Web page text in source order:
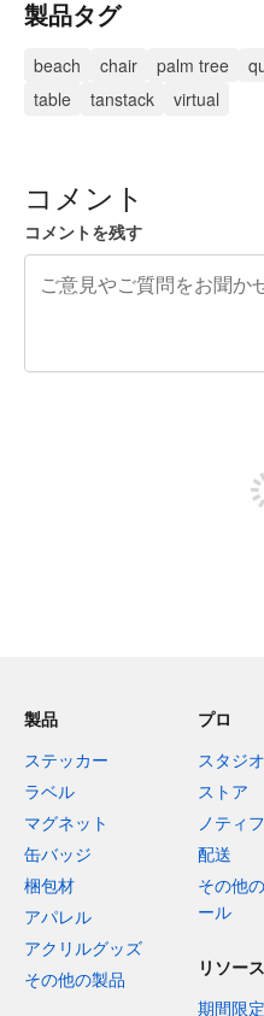
製品タグ
beach chair palm tree
table
tanstack virtual
コメント
コメントを残す
製品
ステッカー
ラベル
マグネット
缶バッジ
梱包材
アパレル
アクリルグッズ
その他の製品
プロ
スタジオ
ストア
ノティ
配送
その他
ール
リソース
期間限